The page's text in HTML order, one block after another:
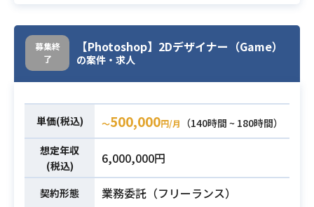
AfterEffectsなどのツールを使用し
た動画制作の業務経験
募集終
了
【Photoshop】2Dデザイナー（Game）
の案件・求人
単価(税込) 〜500,000円/月
（140時間 ~ 180時間）
想定年収
(税込)
6,000,000円
契約形態 業務委託（フリーランス）